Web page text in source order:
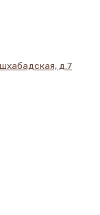
д.7